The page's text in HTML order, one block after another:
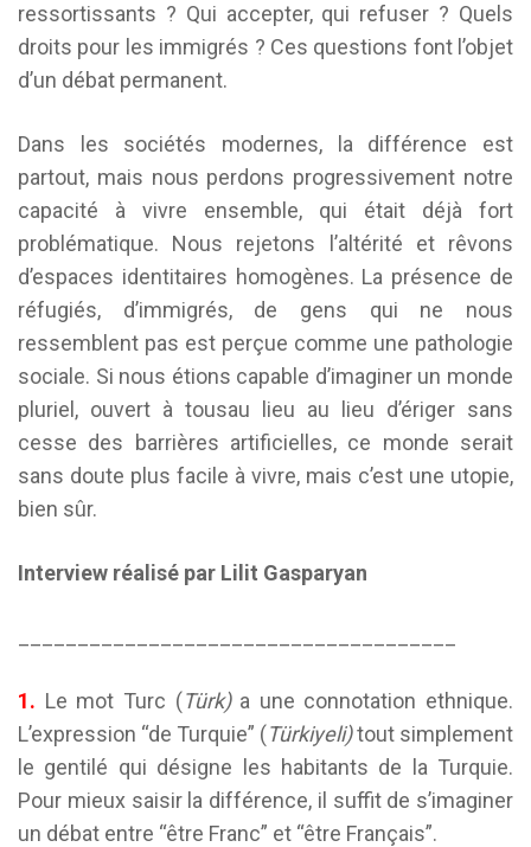
ressortissants ? Qui accepter, qui refuser ? Quels
droits pour les immigrés ? Ces questions font l’objet
d’un débat permanent.
Dans les sociétés modernes, la différence est
partout, mais nous perdons progressivement notre
capacité à vivre ensemble, qui était déjà fort
problématique. Nous rejetons l’altérité et rêvons
d’espaces identitaires homogènes. La présence de
réfugiés, d’immigrés, de gens qui ne nous
ressemblent pas est perçue comme une pathologie
sociale. Si nous étions capable d’imaginer un monde
pluriel, ouvert à tousau lieu au lieu d’ériger sans
cesse des barrières artificielles, ce monde serait
sans doute plus facile à vivre, mais c’est une utopie,
bien sûr.
Interview réalisé par Lilit Gasparyan
1. Le mot Turc (Türk)a une connotation ethnique.
L’expression “de Turquie” (Türkiyeli)tout simplement
le gentilé qui désigne les habitants de la Turquie.
Pour mieux saisir la différence, il suffit de s’imaginer
un débat entre “être Franc” et “être Français”.